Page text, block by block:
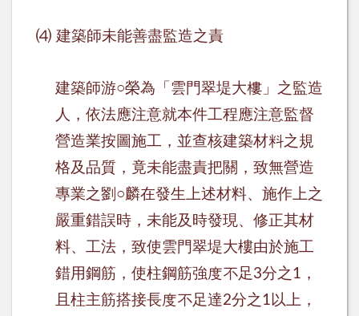
⑷ 建築師未能善盡監造之責
建築師游○榮為「雲門翠堤大樓」之監造
人，依法應注意就本件工程應注意監督
營造業按圖施工，並查核建築材料之規
格及品質，竟未能盡責把關，致無營造
專業之劉 ○麟在發生上述材料、施作上之
嚴重錯誤時，未能及時發現、修正其材
料、工法，致使雲門翠堤大樓由於施工
錯用鋼筋，使柱鋼筋強度不足 3分之 1 ，
且柱主筋搭接長度不足達2分之 1 以上，